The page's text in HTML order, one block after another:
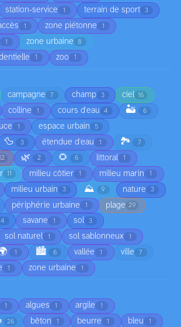
station-service 1 terrain de sport 3
1 zone piétonne 1
1 zone urbaine 8
1 zoo 1
campagne 7 champ 3 ciel 16
colline 1 cours d'eau 4 🏜️ 6
1 espace urbain 5
🦆 3 étendue d'eau 1 🏞️ 7
🌿 2 🌻 6 littoral 1
11 milieu côtier 1 milieu marin 1
milieu urbain 3 ⛰️ 9 nature 3
périphérie urbaine 1 plage 29
4 savane 1 sol 3
sol naturel 1 sol sablonneux 1
1 🏙️ 6 vallée 1 ville 7
1 zone urbaine 1
1 algues 1 argile 1
26 bêton 1 beurre 1 bleu 1